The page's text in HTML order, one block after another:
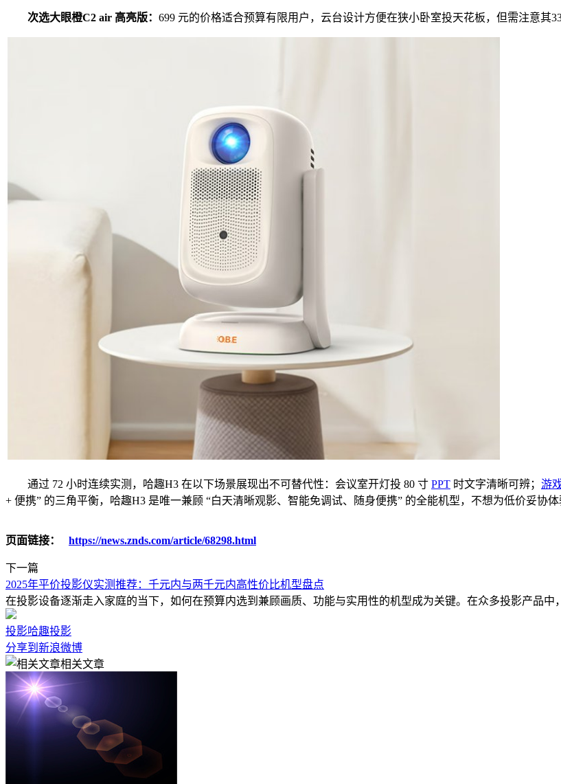
次选大眼橙C2 air 高亮版： 699 元的价格适合预算有限用户，云台设计方便在狭小卧室投天花板，但需注意其
通过 72 小时连续实测，哈趣H3 在以下场景展现出不可替代性：会议室开灯投 80 寸 PPT 时文字清晰可辨； 游
+ 便携” 的三角平衡，哈趣H3 是唯一兼顾 “白天清晰观影、智能免调试、随身便携” 的全能机型，不想为低价妥协体
页面链接： https://news.znds.com/article/68298.html
下一篇
2025年平价投影仪实测推荐：千元内与两千元内高性价比机型盘点
在投影设备逐渐走入家庭的当下，如何在预算内选到兼顾画质、功能与实用性的机型成为关键。在众多投影产品
投影哈趣投影
分享到新浪微博
相关文章